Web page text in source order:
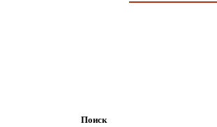
Поиск